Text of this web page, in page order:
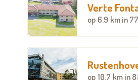
Verte
op 6.9 km in
op 10.7 km in